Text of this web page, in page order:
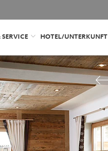
SERVICE HOTEL/UNTERKUNFT